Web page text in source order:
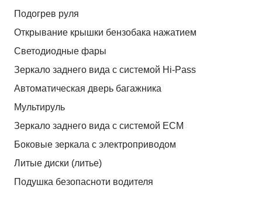
Подогрев руля
Открывание крышки бензобака нажатием
Светодиодные фары
Зеркало заднего вида с системой Hi-Pass
Автоматическая дверь багажника
Мультируль
Зеркало заднего вида с системой ЕСМ
Боковые зеркала с электроприводом
Литые диски (литье)
Подушка безопасноти водителя